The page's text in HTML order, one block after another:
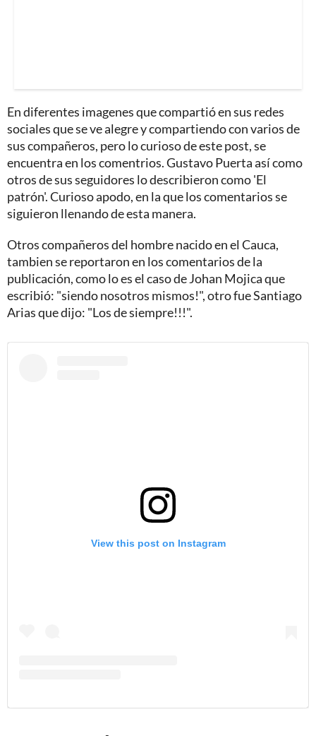
En diferentes imagenes que compartió en sus redes
sociales que se ve alegre y compartiendo con varios de
sus compañeros, pero lo curioso de este post, se
encuentra en los comentrios. Gustavo Puerta así como
otros de sus seguidores lo describieron como 'El
patrón'. Curioso apodo, en la que los comentarios se
siguieron llenando de esta manera.
Otros compañeros del hombre nacido en el Cauca,
tambien se reportaron en los comentarios de la
publicación, como lo es el caso de Johan Mojica que
escribió: "siendo nosotros mismos!", otro fue Santiago
Arias que dijo: "Los de siempre!!!".
View this post on Instagram